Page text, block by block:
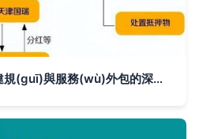
中誠信托踩雷恒大背后 違規(guī)與服務(wù)外包的深度反思